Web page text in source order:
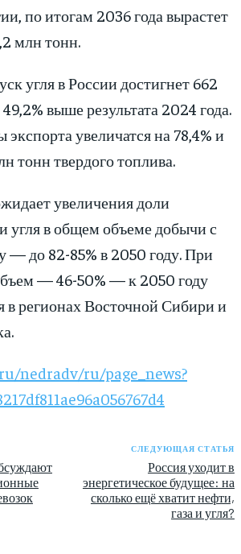
по итогам 2036 года вырастет
млн тонн.
угля в России достигнет 662
выше результата 2024 года.
увеличатся на 78,4% и
тонн твердого топлива.
увеличения доли
угля в общем объеме добычи с
— до 82-85% в 2050 году. При
— 46-50% — к 2050 году
в регионах Восточной Сибири и
nedradv/ru/page_news?
СЛЕДУЮЩАЯ СТАТЬЯ
Россия уходит в
энергетическое будущее: на
сколько ещё хватит нефти,
газа и угля?